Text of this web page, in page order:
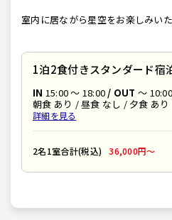
室内に居ながら星空をお楽しみいた
室内設備は他のお部屋と同様で、
他では味わうことのできない非日常
＊夏季利用のご案内＊
室内はエアコンと扇風機を完備して
天候により室内温度が上昇いたしま
小さなお子様連れのお客様や、お
ベルテントやドームテントのご利
1泊2食付きスタンダード宿
IN 15:00 〜 18:00/ OUT ～ 10:00
朝食 あり / 昼食 なし / 夕食 あり
詳細を見る
2名1室合計(税込) 36,000円〜